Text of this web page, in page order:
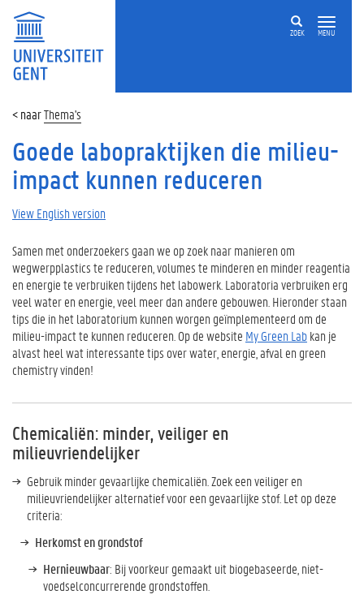
ZOEK MENU
Thema's
Goede labopraktijken die milieu-
impact kunnen reduceren
View English version
Samen met onderzoekers gaan we op zoek naar manieren om
wegwerpplastics te reduceren, volumes te minderen en minder reagentia
en energie te verbruiken tijdens het labowerk. Laboratoria verbruiken erg
veel water en energie, veel meer dan andere gebouwen. Hieronder staan
tips die in het laboratorium kunnen worgen geïmplementeerd om de
milieu-impact te kunnen reduceren. Op de website My Green Labkan je
alvast heel wat interessante tips over water, energie, afval en green
chemistry vinden!
Chemicaliën: minder, veiliger en
milieuvriendelijker
Gebruik minder gevaarlijke chemicaliën. Zoek een veiliger en
milieuvriendelijker alternatief voor een gevaarlijke stof. Let op deze
criteria:
Herkomst en grondstof
Hernieuwbaar: Bij voorkeur gemaakt uit biogebaseerde, niet-
voedselconcurrerende grondstoffen.